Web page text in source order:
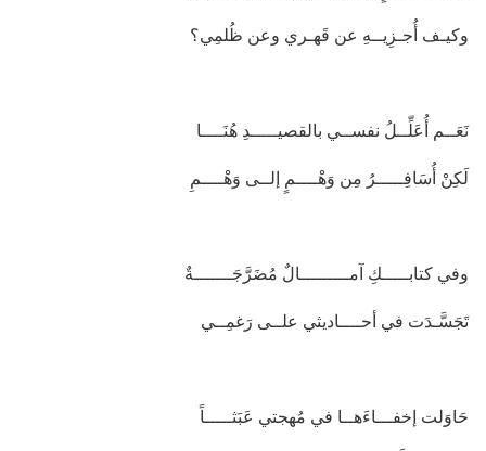
وكيـف أُجـزِيــهِ عن قَهـري وعن ظُلمِي؟
نَعَــم أُعَلِّــلُ نفســي بالقصيـــــدِ هُنَــــا
لَكِنْ أُسَافِـــــرُ مِن وَهْــــمٍ إلــى وَهْــــمِ
وفي كتابـــــكِ آمـــــــــالٌ مُضَرَّجَـــــــةٌ
تَجَسَّـدَت في أحــــاديثي علــى رَغمِــي
حَاوَلت إخفـــاءَهــا في مُهجتي عَبَثـــــاً